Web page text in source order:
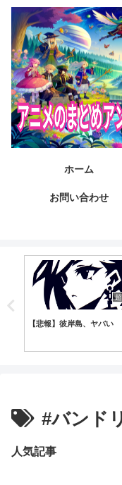
ホーム
お問い合わせ
【悲報】彼岸島、ヤバい
#バンド
人気記事